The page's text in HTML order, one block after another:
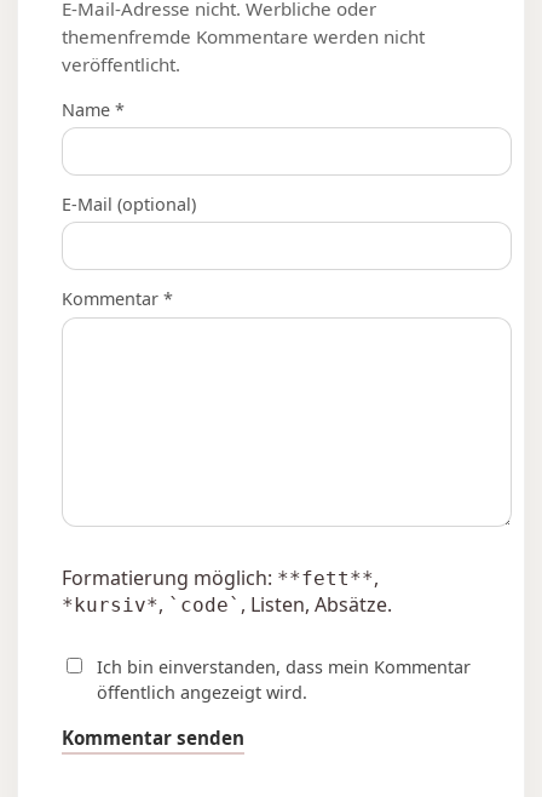
E-Mail-Adresse nicht. Werbliche oder
themenfremde Kommentare werden nicht
veröffentlicht.
Name *
E-Mail (optional)
Kommentar *
Formatierung möglich: **fett**,
*kursiv*, `code` , Listen, Absätze.
Ich bin einverstanden, dass mein Kommentar
öffentlich angezeigt wird.
Kommentar senden